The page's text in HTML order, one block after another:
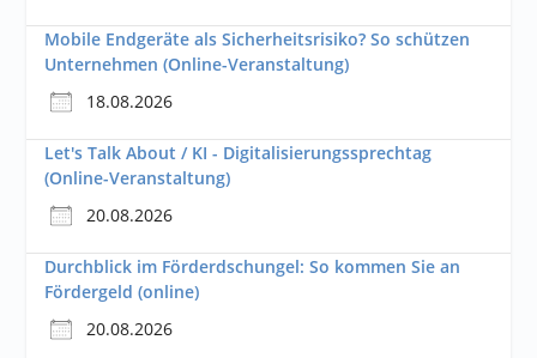
Mobile Endgeräte als Sicherheitsrisiko? So schützen
Unternehmen (Online-Veranstaltung)
18.08.2026
Let's Talk About / KI - Digitalisierungssprechtag
(Online-Veranstaltung)
20.08.2026
Durchblick im Förderdschungel: So kommen Sie an
Fördergeld (online)
20.08.2026